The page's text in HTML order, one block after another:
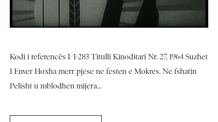
Kodi i referencës I/1-283 Titulli Kinoditari Nr. 27, 1964 Suzhet
1 Enver Hoxha merr pjese ne festen e Mokres. Ne fshatin
Pelisht u mblodhen mijera...